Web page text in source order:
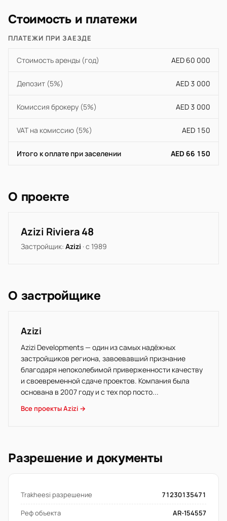
Стоимость и платежи
ПЛАТЕЖИ ПРИ ЗАЕЗДЕ
Стоимость аренды (год) AED 60 000
Депозит (5%) AED 3 000
Комиссия брокеру (5%) AED 3 000
VAT на комиссию (5%) AED 150
Итого к оплате при заселении AED 66 150
О проекте
Azizi Riviera 48
Застройщик: Azizi · с 1989
О застройщике
Azizi
Azizi Developments — один из самых надёжных
застройщиков региона, завоевавший признание
благодаря непоколебимой приверженности качеству
и своевременной сдаче проектов. Компания была
основана в 2007 году и с тех пор посто...
Все проекты Azizi →
Разрешение и документы
Trakheesi разрешение
71230135471
Реф объекта
AR-154557